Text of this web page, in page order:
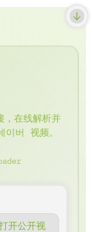
在线解析并
버 视频。
开公开视